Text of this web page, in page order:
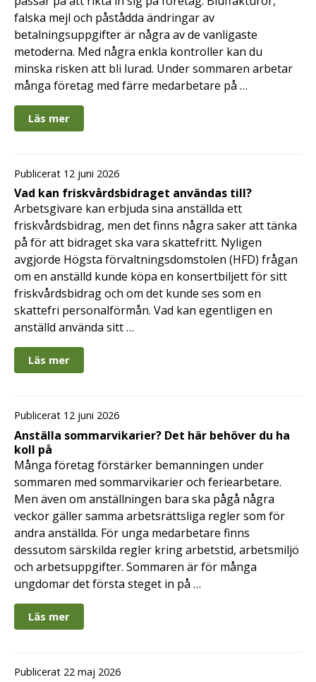
falska mejl och påstådda ändringar av
betalningsuppgifter är några av de vanligaste
metoderna. Med några enkla kontroller kan du
minska risken att bli lurad. Under sommaren arbetar
många företag med färre medarbetare på …
Läs mer
Publicerat 12 juni 2026
Vad kan friskvårdsbidraget användas till?
Arbetsgivare kan erbjuda sina anställda ett
friskvårdsbidrag, men det finns några saker att tänka
på för att bidraget ska vara skattefritt. Nyligen
avgjorde Högsta förvaltningsdomstolen (HFD) frågan
om en anställd kunde köpa en konsertbiljett för sitt
friskvårdsbidrag och om det kunde ses som en
skattefri personalförmån. Vad kan egentligen en
anställd använda sitt …
Läs mer
Publicerat 12 juni 2026
Anställa sommarvikarier? Det här behöver du ha
koll på
Många företag förstärker bemanningen under
sommaren med sommarvikarier och feriearbetare.
Men även om anställningen bara ska pågå några
veckor gäller samma arbetsrättsliga regler som för
andra anställda. För unga medarbetare finns
dessutom särskilda regler kring arbetstid, arbetsmiljö
och arbetsuppgifter. Sommaren är för många
ungdomar det första steget in på …
Läs mer
Publicerat 22 maj 2026